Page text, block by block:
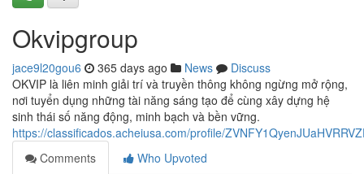
Okvipgroup
jace9l20gou6 365 days ago News
Discuss
OKVIP là liên minh giải trí và truyền thông không ngừng mở rộng,
nơi tuyển dụng những tài năng sáng tạo để cùng xây dựng hệ
sinh thái số năng động, minh bạch và bền vững.
https://classificados.acheiusa.com/profile/
Comments
Who Upvoted